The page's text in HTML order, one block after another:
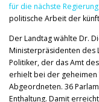
für die nächste Regierung
politische Arbeit der
Der Landtag wählte Dr.
Ministerpräsidenten des
Politiker, der das Amt
erhielt bei der geheimen
Abgeordneten. 36
Enthaltung. Damit